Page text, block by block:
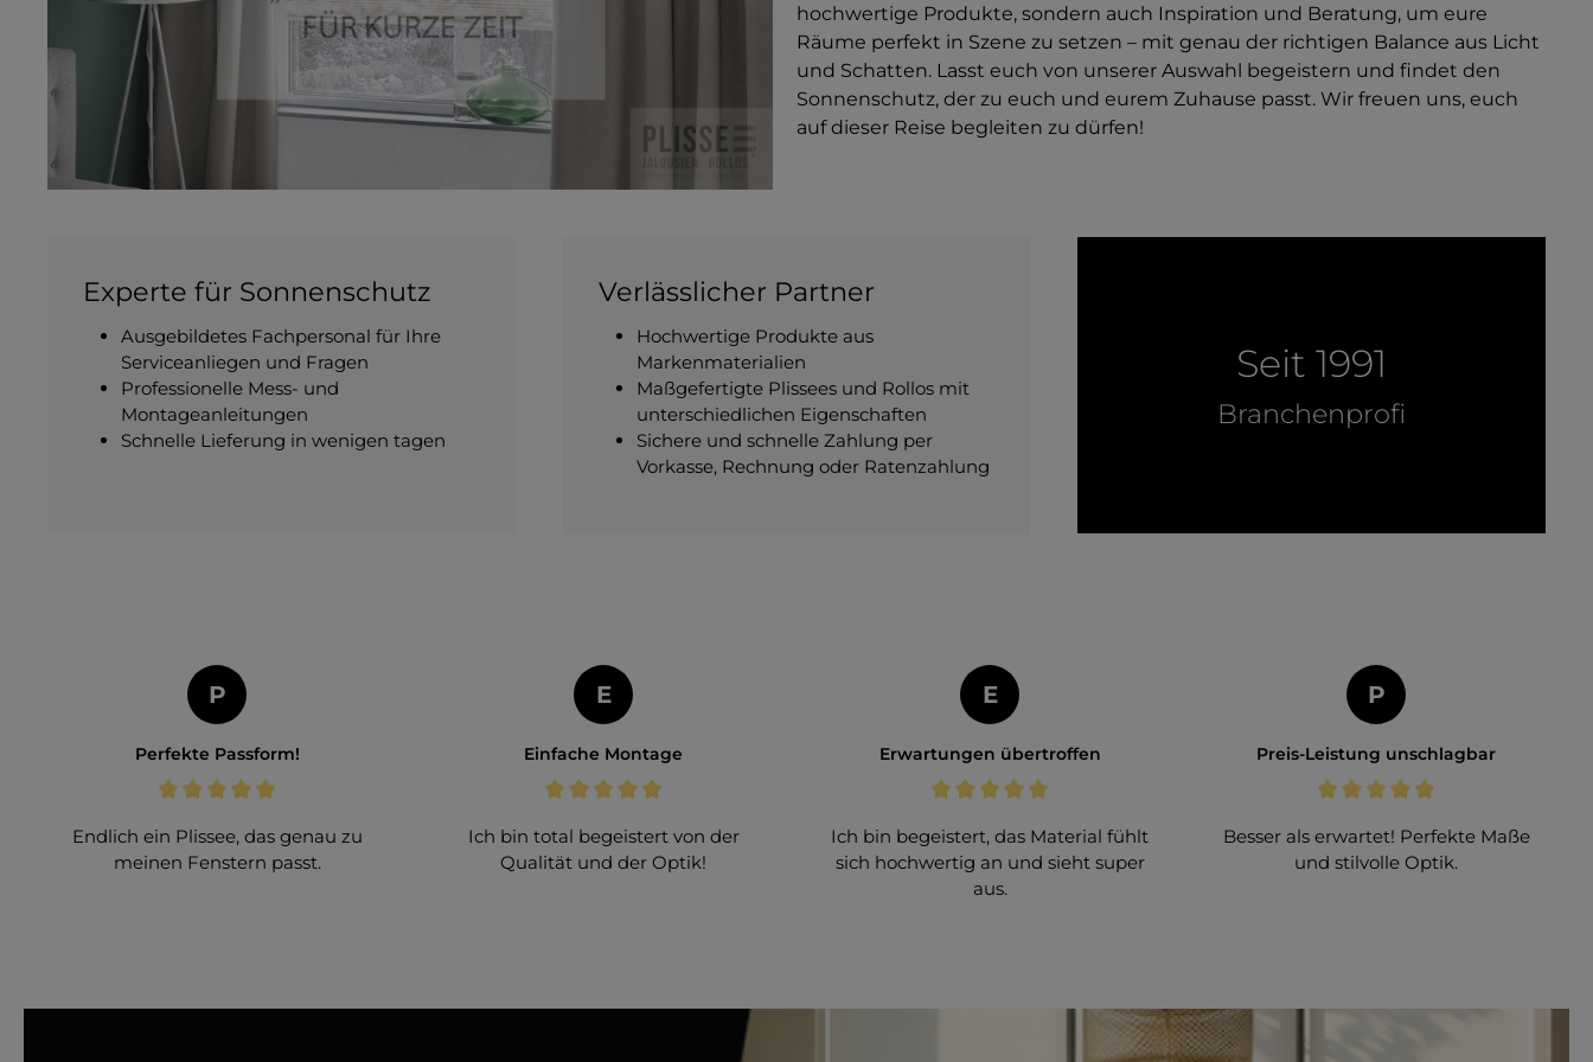
hochwertige Produkte, sondern auch Inspiration und Beratung, um eure
Räume perfekt in Szene zu setzen – mit genau der richtigen Balance aus Licht
und Schatten. Lasst euch von unserer Auswahl begeistern und findet den
Sonnenschutz, der zu euch und eurem Zuhause passt. Wir freuen uns, euch
auf dieser Reise begleiten zu dürfen!
Experte für Sonnenschutz
Ausgebildetes Fachpersonal für Ihre
Serviceanliegen und Fragen
Professionelle Mess- und
Montageanleitungen
Schnelle Lieferung in wenigen tagen
Verlässlicher Partner
Hochwertige Produkte aus
Markenmaterialien
Maßgefertigte Plissees und Rollos mit
unterschiedlichen Eigenschaften
Sichere und schnelle Zahlung per
Vorkasse, Rechnung oder Ratenzahlung
Seit 1991
Branchenprofi
P
Perfekte Passform!
Endlich ein Plissee, das genau zu
meinen Fenstern passt.
E
Einfache Montage
Ich bin total begeistert von der
Qualität und der Optik!
E
Erwartungen übertroffen
Ich bin begeistert, das Material fühlt
sich hochwertig an und sieht super
aus.
P
Preis-Leistung unschlagbar
Besser als erwartet! Perfekte Maße
und stilvolle Optik.